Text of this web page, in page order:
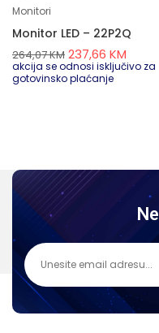
Monitori
Monitor LED – 22P2Q
264,07KM 237,66 KM
akcija se odnosi isključivo za
gotovinsko plaćanje